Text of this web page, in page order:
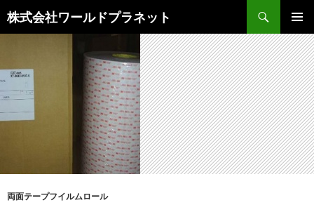
株式会社ワールドプラネット
検
索
メインメ
ニュー
ン
へ
ス
両面テープフイルムロール